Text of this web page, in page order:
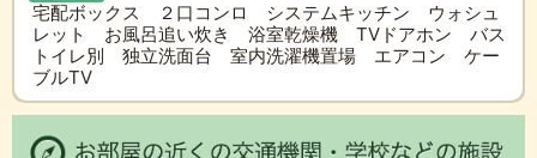
宅配ボックス ２口コンロ システムキッチン ウォシュ
レット お風呂追い炊き 浴室乾燥機 TVドアホン バス
トイレ別 独立洗面台 室内洗濯機置場 エアコン ケー
ブルTV